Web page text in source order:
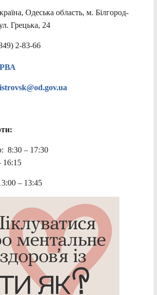
Одеська область, м. Білгород-
Грецька, 24
2-83-66
РВА
8:30 – 17:30
16:15
– 13:45